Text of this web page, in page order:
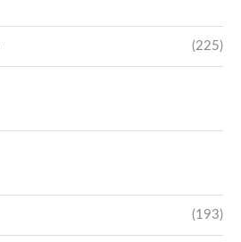
(225)
(193)